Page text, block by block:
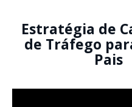
Estratégia de
de Tráfego
Pais